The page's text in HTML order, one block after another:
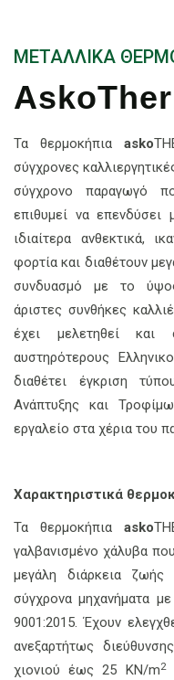
ΜΕΤΑΛΛΙΚΑ
Τα θερμοκήπια asko
σύγχρονες
σύγχρονο παραγωγό
επιθυμεί να επενδύσει
ιδιαίτερα ανθεκτικά,
φορτία και διαθέτουν
συνδυασμό με το
άριστες συνθήκες
έχει μελετηθεί και
αυστηρότερους
διαθέτει έγκριση
Ανάπτυξης και
εργαλείο στα χέρια του
Χαρακτηριστικά
Τα θερμοκήπια asko
γαλβανισμένο χάλυβα
μεγάλη διάρκεια ζωής
σύγχρονα μηχανήματα
9001:2015. Έχουν
ανεξαρτήτως
χιονιού έως 25 KN/m2